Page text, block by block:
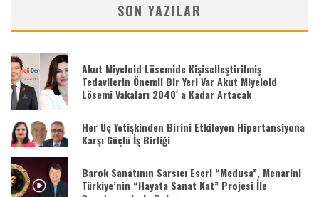
SON YAZILAR
Akut Miyeloid Lösemide Kişiselleştirilmiş
Tedavilerin Önemli Bir Yeri Var Akut Miyeloid
Lösemi Vakaları 2040′ a Kadar Artacak
Her Üç Yetişkinden Birini Etkileyen Hipertansiyona
Karşı Güçlü İş Birliği
Barok Sanatının Sarsıcı Eseri “Medusa”, Menarini
Türkiye’nin “Hayata Sanat Kat” Projesi İle